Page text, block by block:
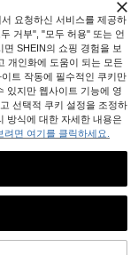
요청하신 서비스를 제공하
거부", "모두 허용" 또는 언
SHEIN의 쇼핑 경험을 보
개인화에 도움이 되는 모든
트 작동에 필수적인 쿠키만
있지만 웹사이트 기능에 영
선택적 쿠키 설정을 조정하
방식에 대한 자세한 내용은
면 여기를 클릭하세요.